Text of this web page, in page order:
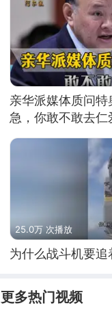
亲华派媒体质问
急，你敢不敢去仁
25.0万 次播放
为什么战斗机要追
更多热门视频